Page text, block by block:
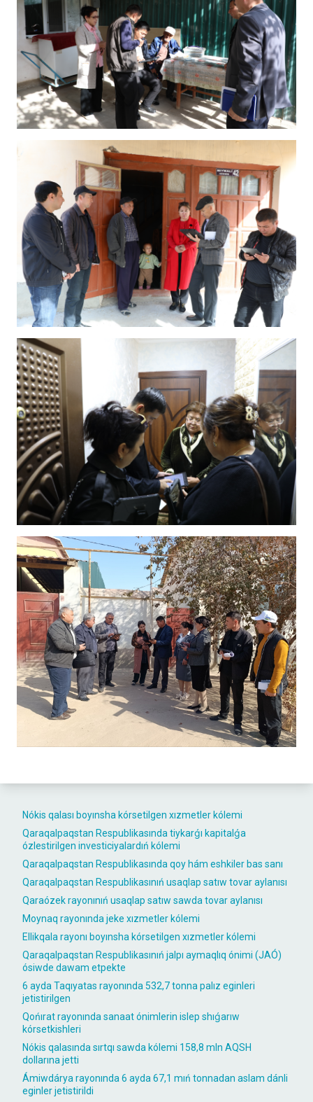
Nókis qalası boyınsha kórsetilgen xızmetler kólemi
Qaraqalpaqstan Respublikasında tiykarǵı kapitalǵa
ózlestirilgen investiciyalardıń kólemi
Qaraqalpaqstan Respublikasında qoy hám eshkiler bas sanı
Qaraqalpaqstan Respublikasınıń usaqlap satıw tovar aylanısı
Qaraózek rayonınıń usaqlap satıw sawda tovar aylanısı
Moynaq rayonında jeke xızmetler kólemi
Ellikqala rayonı boyınsha kórsetilgen xızmetler kólemi
Qaraqalpaqstan Respublikasınıń jalpı aymaqlıq ónimi (JAÓ)
ósiwde dawam etpekte
6 ayda Taqıyatas rayonında 532,7 tonna palız eginleri
jetistirilgen
Qońırat rayonında sanaat ónimlerin islep shıǵarıw
kórsetkishleri
Nókis qalasında sırtqı sawda kólemi 158,8 mln AQSH
dollarına jetti
Ámiwdárya rayonında 6 ayda 67,1 mıń tonnadan aslam dánli
eginler jetistirildi